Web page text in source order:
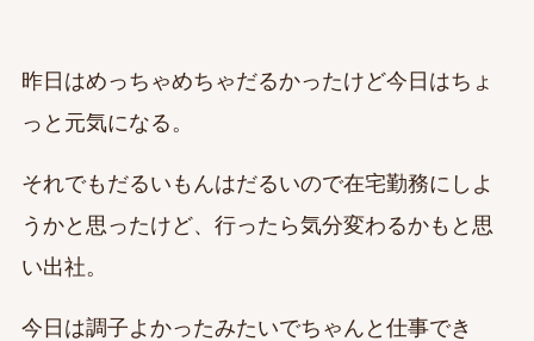
昨日はめっちゃめちゃだるかったけど今日はちょ
っと元気になる。
それでもだるいもんはだるいので在宅勤務にしよ
うかと思ったけど、行ったら気分変わるかもと思
い出社。
今日は調子よかったみたいでちゃんと仕事でき